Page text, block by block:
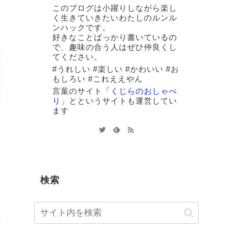
このブログは小躍りしながら楽し
く生きていきたいわたしのルンル
ンハックです。
好きなことばっかり書いているの
で、趣味の合う人はぜひ仲良くし
てください。
#うれしい #楽しい #かわいい #お
もしろい #これええやん
言葉のサイト
「くじらのおしゃべ
り」
と というサイトも運営してい
ます
検索